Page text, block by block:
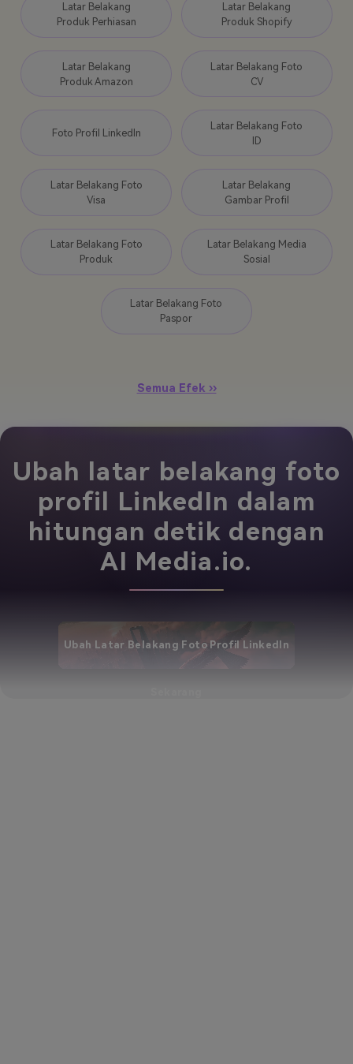
Latar Belakang
Produk Perhiasan
Latar Belakang
Produk Shopify
Latar Belakang
Produk Amazon
Latar Belakang Foto
CV
Foto Profil LinkedIn
Latar Belakang Foto
ID
Latar Belakang Foto
Visa
Latar Belakang
Gambar Profil
Latar Belakang Foto
Produk
Latar Belakang Media
Sosial
Latar Belakang Foto
Paspor
Semua Efek ››
Ubah latar belakang foto
profil LinkedIn dalam
hitungan detik dengan
AI Media.io.
Ubah Latar Belakang Foto Profil LinkedIn